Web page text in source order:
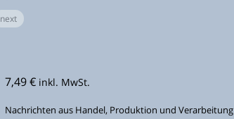
next
7,49€ inkl. MwSt.
Nachrichten aus Handel, Produktion und Verarbeitung